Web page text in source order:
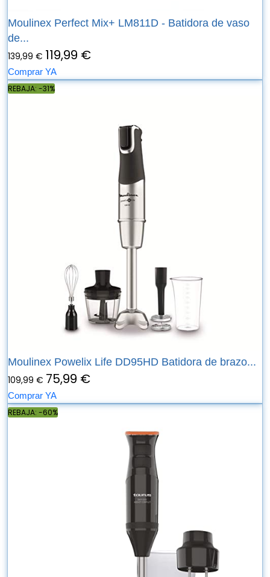
Moulinex Perfect Mix+ LM811D - Batidora de vaso
de...
139,99 € 119,99 €
Comprar YA
REBAJA: -31%
Moulinex Powelix Life DD95HD Batidora de brazo...
109,99 € 75,99 €
Comprar YA
REBAJA: -60%